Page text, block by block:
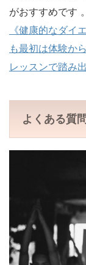
がおすすめです 。
《健康的なダイ
も最初は体験か
レッスンで踏み
よくある質